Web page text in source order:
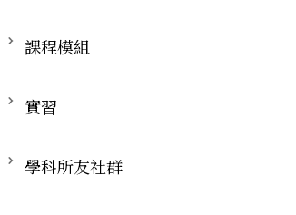
課程模組
實習
學科所友社群